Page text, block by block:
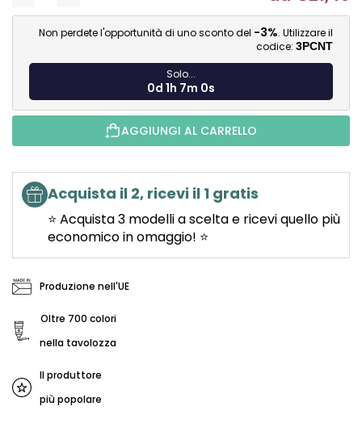
Non perdete l'opportunità di uno sconto del -3%. Utilizzare il
codice: 3PCNT
Solo...
0d 1h 7m 0s
AGGIUNGI AL CARRELLO
Acquista il 2, ricevi il 1 gratis
⭐ Acquista 3 modelli a scelta e ricevi quello più
economico in omaggio! ⭐
Produzione nell'UE
Oltre 700 colori
nella tavolozza
Il produttore
più popolare